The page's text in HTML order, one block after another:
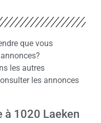
que vous
les autres
les annonces
à 1020 Laeken